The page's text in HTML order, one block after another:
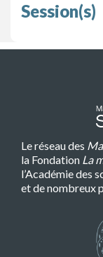
Session(s)
Le réseau des
la Fondation La
l’Académie des
et de nombreux